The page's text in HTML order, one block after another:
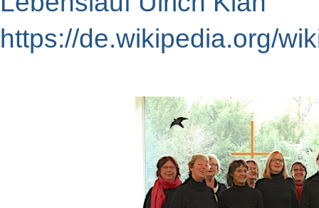
https://de.wikipedia.org/